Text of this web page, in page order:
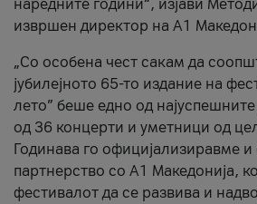
наредните години“, изјави
извршен директор на A1
„Со особена чест сакам да
јубилејното 65-то издание на
лето” беше едно од
од 36 концерти и уметници од
Годинава го официјализиравме и
партнерство со А1 Македонија,
фестивалот да се развива и